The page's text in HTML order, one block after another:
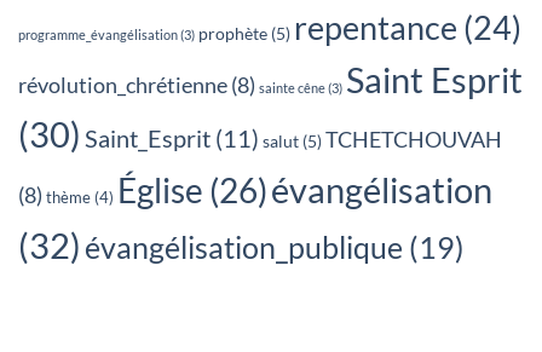
programme_évangélisation(3) prophète (5) repentance (24)
révolution_chrétienne(8) sainte cêne(3) Saint Esprit
(30) Saint_Esprit (11) salut (5)TCHETCHOUVAH
(8) thème (4) Église (26)évangélisation
(32) évangélisation_publique (19)